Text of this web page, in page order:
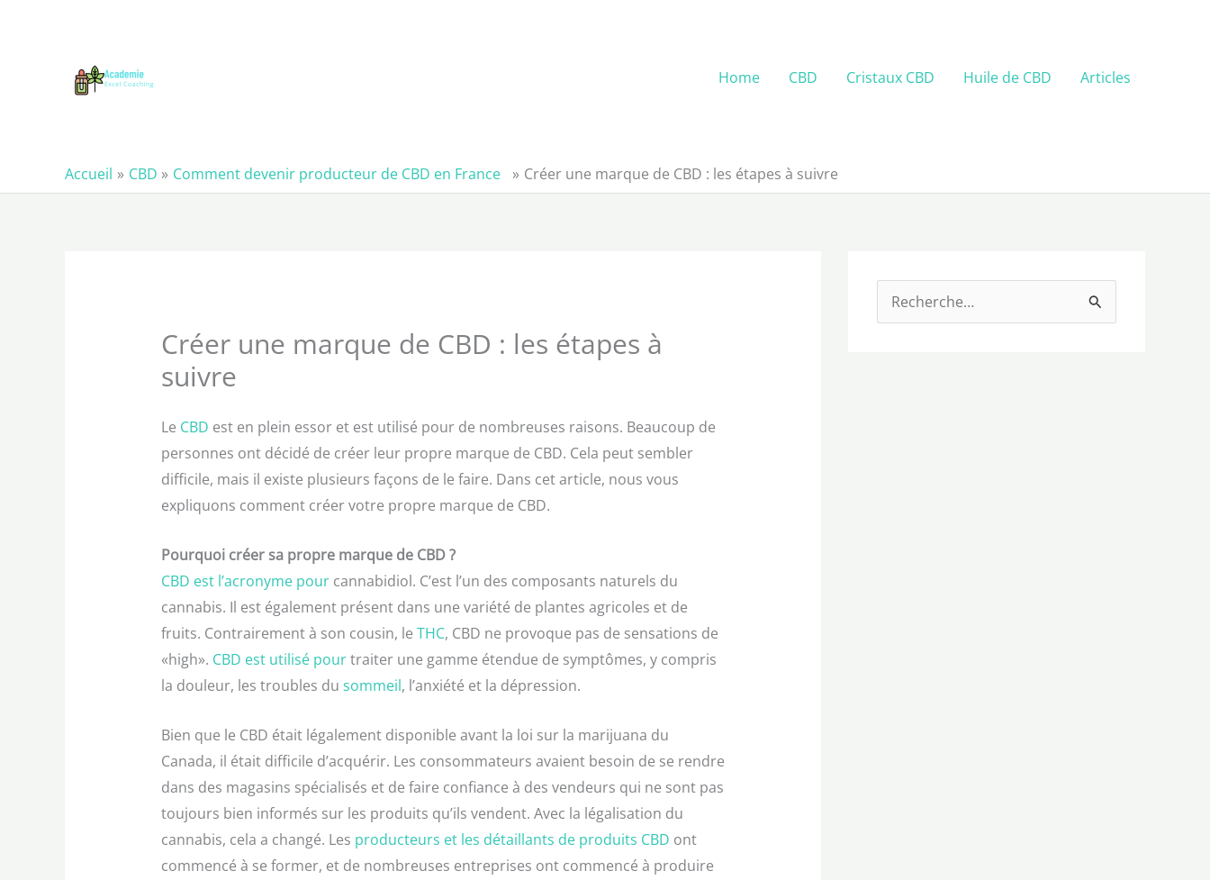
Home CBD Cristaux CBD Huile de CBD Articles
Accueil CBD Comment devenir producteur de CBD en France Créer une marque de CBD : les étapes à suivre
Créer une marque de CBD : les étapes à
suivre
Le CBD est en plein essor et est utilisé pour de nombreuses raisons. Beaucoup de
personnes ont décidé de créer leur propre marque de CBD. Cela peut sembler
difficile, mais il existe plusieurs façons de le faire. Dans cet article, nous vous
expliquons comment créer votre propre marque de CBD.
Pourquoi créer sa propre marque de CBD ?
CBD est l’acronyme pourcannabidiol. C’est l’un des composants naturels du
cannabis. Il est également présent dans une variété de plantes agricoles et de
fruits. Contrairement à son cousin, le THC, CBD ne provoque pas de sensations de
«high». CBD est utilisé pourtraiter une gamme étendue de symptômes, y compris
la douleur, les troubles du sommeil, l’anxiété et la dépression.
Bien que le CBD était légalement disponible avant la loi sur la marijuana du
Canada, il était difficile d’acquérir. Les consommateurs avaient besoin de se rendre
dans des magasins spécialisés et de faire confiance à des vendeurs qui ne sont pas
toujours bien informés sur les produits qu’ils vendent. Avec la légalisation du
cannabis, cela a changé. Les producteurs et les détaillants de produits CBD ont
commencé à se former, et de nombreuses entreprises ont commencé à produire